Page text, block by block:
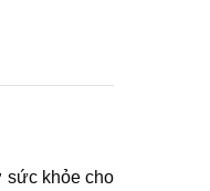
sức khỏe cho